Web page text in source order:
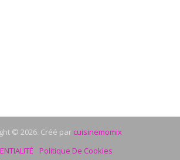
© 2026. Créé par cuisinemomix
Politique De Cookies